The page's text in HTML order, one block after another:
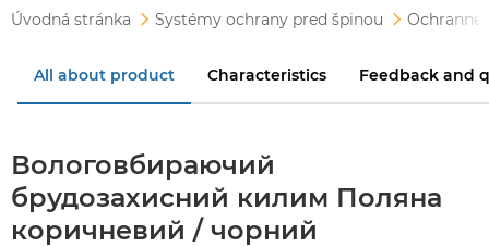
Úvodná stránka Systémy ochrany pred špinou Ochranné
All about product Characteristics Feedback and
Вологовбираючий
брудозахисний килим Поляна
коричневий / чорний